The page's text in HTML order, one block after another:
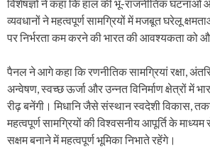
विशेषज्ञों ने कहा कि हाल की भू-राजनीतिक
व्यवधानों ने महत्वपूर्ण सामग्रियों में मजबूत घरेलू
पर निर्भरता कम करने की भारत की आवश्यकता को
पैनल ने आगे कहा कि रणनीतिक सामग्रियां रक्षा,
अन्वेषण, स्वच्छ ऊर्जा और उन्नत विनिर्माण क्षेत्रों में
रीढ़ बनेंगी। मिधानि जैसे संस्थान स्वदेशी विकास,
महत्वपूर्ण सामग्रियों की विश्वसनीय आपूर्ति के माध्यम
सक्षम बनाने में महत्वपूर्ण भूमिका निभाते रहेंगे।